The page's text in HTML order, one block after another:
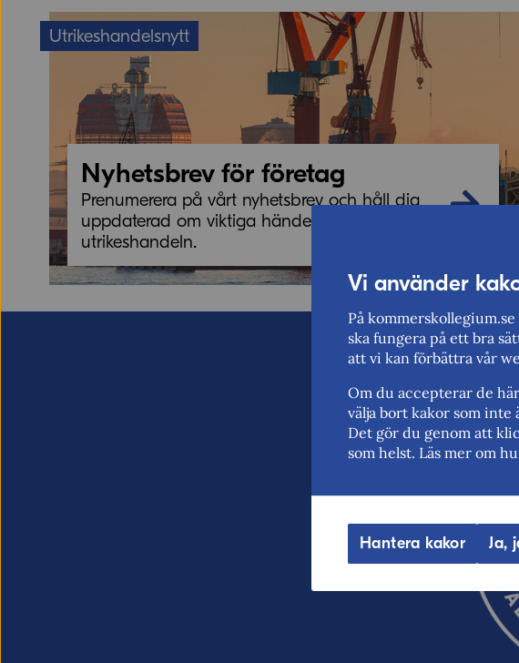
Utrikeshandelsnytt
Nyhetsbrev för företag
Prenumerera på vårt nyhetsbrev och håll dig
uppdaterad om viktiga händelser i
utrikeshandeln.
Vi använder
På
ska fungera på ett bra
att vi kan förbättra vår
Om du accepterar de
välja bort kakor som inte
Det gör du genom att
som helst. Läs mer om
Hantera kakor Ja,